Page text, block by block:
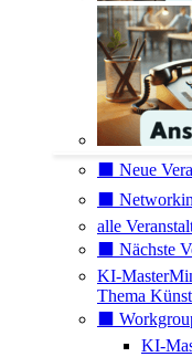
⬛️ Neue
⬛️
alle
⬛️ Nächste
KI-
Thema
⬛️
KI-